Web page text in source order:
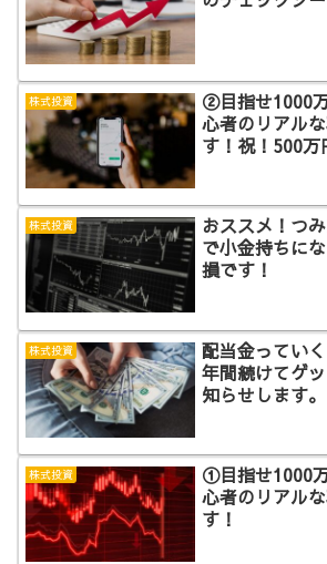
株式投資
②目指せ1000
心者のリアル
す！祝！500万
株式投資
おススメ！つ
で小金持ちに
損です！
株式投資
配当金ってい
年間続けてゲ
知らせします。
株式投資
①目指せ1000
心者のリアル
す！